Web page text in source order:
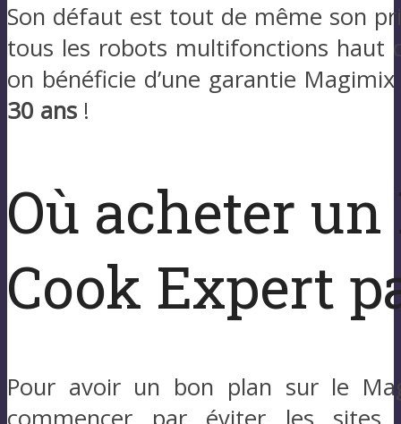
Son défaut est tout de même son
tous les robots multifonctions haut
on bénéficie d’une garantie
30 ans !
Où acheter
Cook Expert
Pour avoir un bon plan sur le